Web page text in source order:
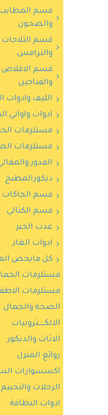
قسم
والصحون
قسم الثلاجات
والترامس
قسم الاقلاص
والفناجين
الليف وادوات
ادوات واواني
مستلزمات
مستلزمات
القدور
ديكورالمطبخ
قسم الجاكات
قسم الكتالي
عدت الخبز
ادوات الغاز
كل مايخص
مستلزمات
مستلزمات
الصحة والجمال
الالكــــــترونيات
الاثاث والديكور
روائع المنزل
اكسسوارات
الرحلات والتخييم
ادوات النظافة